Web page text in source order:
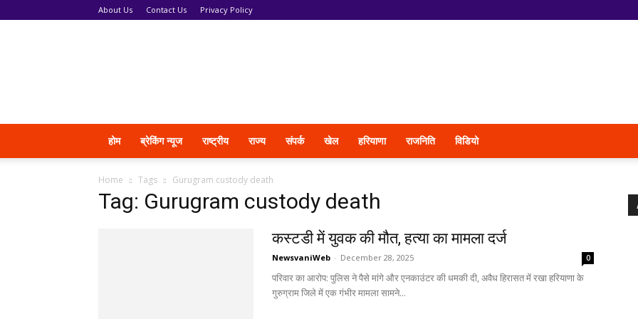
About Us Contact Us Privacy Policy
होम ब्रेकिंग न्यूज राष्ट्रीय राज्य संपर्क खेल हरियाणा राजनिति विडियो
Home Tags Gurugram custody death
Tag: Gurugram custody death
कस्टडी में युवक की मौत, हत्या का मामला दर्ज
NewsvaniWeb - December 28, 2025 0
परिवार का आरोप: पुलिस ने पैसे मांगे और एनकाउंटर की धमकी दी, अवैध हिरासत में रखा हरियाणा के
गुरुग्राम जिले में एक गंभीर मामला सामने...